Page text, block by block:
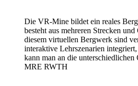
Die VR-Mine bildet ein reales
besteht aus mehreren Strecken
diesem virtuellen Bergwerk sind
interaktive Lehrszenarien
kann man an die unterschiedlichen
MRE RWTH